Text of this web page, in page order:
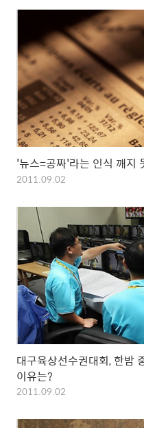
'뉴스=공짜'라는 인식 깨지
2011.09.02
대구육상선수권대회, 한밤
이유는?
2011.09.02